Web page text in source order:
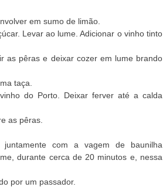
em sumo de limão.
Levar ao lume. Adicionar o vinho tinto
as pêras e deixar cozer em lume brando
taça.
do Porto. Deixar ferver até a calda
as pêras.
com a vagem de baunilha
durante cerca de 20 minutos e, nessa
por um passador.